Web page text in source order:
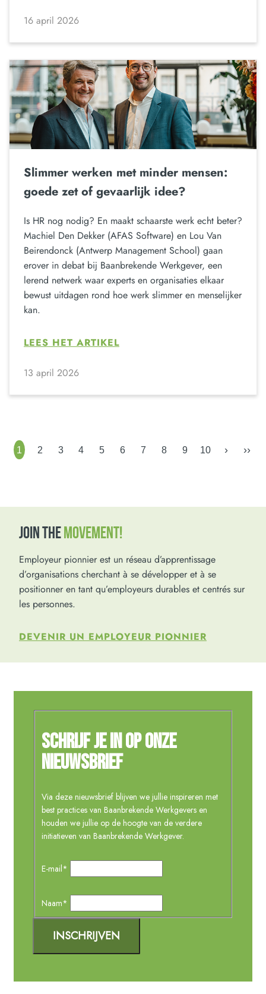
16 april 2026
Slimmer werken met minder mensen:
goede zet of gevaarlijk idee?
Is HR nog nodig? En maakt schaarste werk echt beter?
Machiel Den Dekker (AFAS Software) en Lou Van
Beirendonck (Antwerp Management School) gaan
erover in debat bij Baanbrekende Werkgever, een
lerend netwerk waar experts en organisaties elkaar
bewust uitdagen rond hoe werk slimmer en menselijker
kan.
LEES HET ARTIKEL
13 april 2026
1 2 3 4 5 6 7 8 9 10 › ››
JOIN THEMOVEMENT!
Employeur pionnier est un réseau d’apprentissage
d’organisations cherchant à se développer et à se
positionner en tant qu’employeurs durables et centrés sur
les personnes.
DEVENIR UN EMPLOYEUR PIONNIER